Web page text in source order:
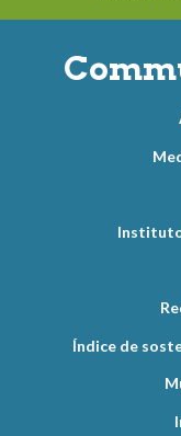
Índice de